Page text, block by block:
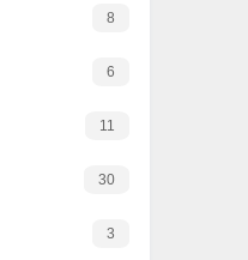
8
6
11
30
3